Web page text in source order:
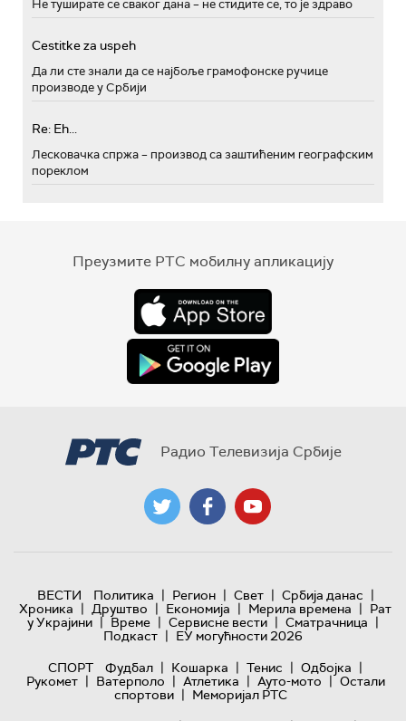
Не туширате се сваког дана – не стидите се, то је здраво
Cestitke za uspeh
Да ли сте знали да се најбоље грамофонске ручице
производе у Србији
Re: Eh...
Лесковачка спржа – производ са заштићеним географским
пореклом
Преузмите РТС мобилну апликацију
Радио Телевизија Србије
ВЕСТИ Политика | Регион | Свет | Србија данас |
Хроника | Друштво | Економија | Мерила времена | Рат
у Украјини | Време | Сервисне вести | Сматрачница |
Подкаст | ЕУ могућности 2026
СПОРТ
Фудбал | Кошарка | Тенис | Одбојка |
Рукомет | Ватерполо | Атлетика | Ауто-мото | Остали
спортови | Меморијал РТС